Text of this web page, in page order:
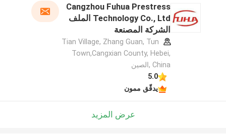
Cangzhou Fuhua Prestress
Technology Co., Ltd الملف
الشركة المصنعة
Tian Village, Zhang Guan, Tun
Town,Cangxian County, Hebei,
China ,الصين
5.0
يدقّق ممون
عرض المزيد